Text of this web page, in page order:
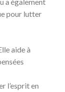
pour lutter
aide à
l’esprit en